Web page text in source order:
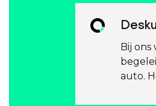
Bij
auto.